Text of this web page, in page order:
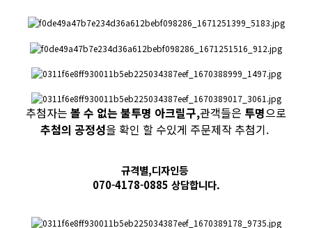
추첨자는 볼 수 없는 불투명 아크릴구,관객들은 투명으로
추첨의 공정성을 확인 할 수있게 주문제작 추첨기.
규격별,디자인등
070-4178-0885 상담합니다.